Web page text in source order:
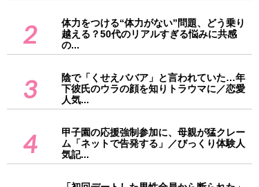
2
体力をつける“体力がない”問題、どう乗り
越える？50代のリアルすぎる悩みに共感
の...
3
陰で「くせえババア」と言われていた…年
下彼氏のウラの顔を知りトラウマに／恋愛
人気...
4
甲子園の応援強制参加に、母親が猛クレー
ム「ネットで告発する」／びっくり体験人
気記...